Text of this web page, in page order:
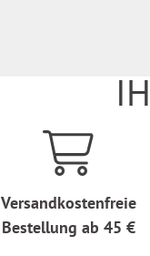
Versandkostenfreie
Bestellung ab 45 €